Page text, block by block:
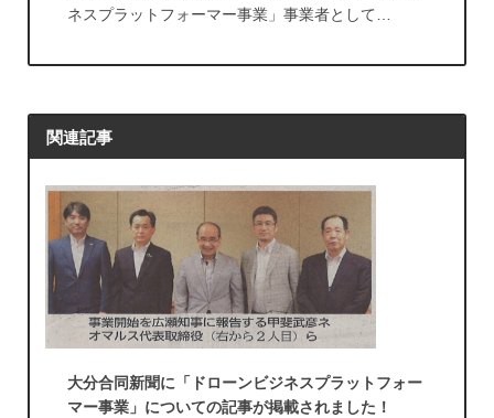
ネスプラットフォーマー事業」事業者として…
関連記事
大分合同新聞に「ドローンビジネスプラットフォー
マー事業」についての記事が掲載されました！